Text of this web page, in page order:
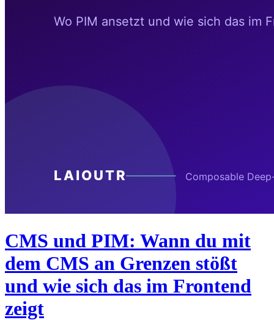
CMS und PIM: Wann du mit
dem CMS an Grenzen stößt
und wie sich das im Frontend
zeigt